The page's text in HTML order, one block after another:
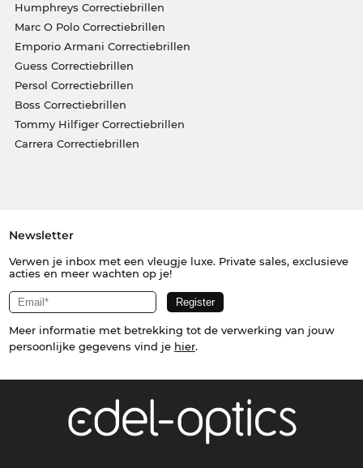
Humphreys Correctiebrillen
Marc O Polo Correctiebrillen
Emporio Armani Correctiebrillen
Guess Correctiebrillen
Persol Correctiebrillen
Boss Correctiebrillen
Tommy Hilfiger Correctiebrillen
Carrera Correctiebrillen
Newsletter
Verwen je inbox met een vleugje luxe. Private sales, exclusieve
acties en meer wachten op je!
Meer informatie met betrekking tot de verwerking van jouw
persoonlijke gegevens vind je hier.